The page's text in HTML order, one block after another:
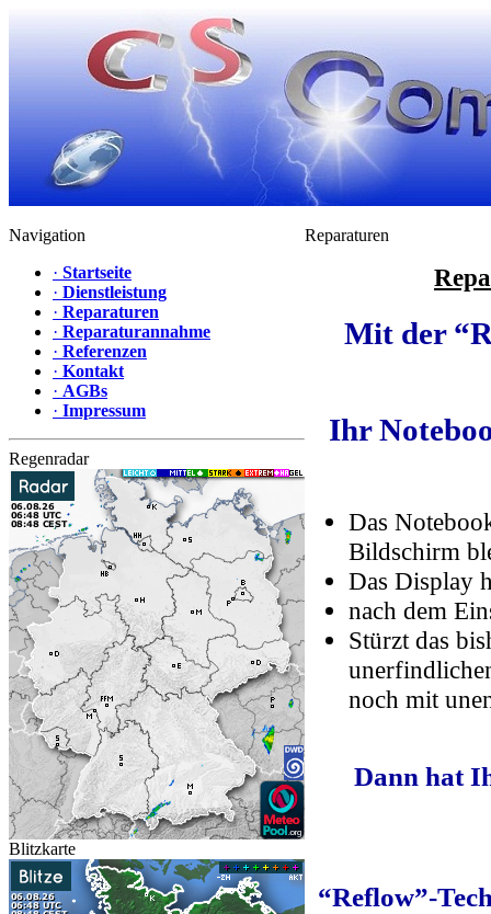
Navigation
· Startseite
· Dienstleistung
· Reparaturen
· Reparaturannahme
· Referenzen
· Kontakt
· AGBs
· Impressum
Regenradar
Blitzkarte
Reparaturen
Mit der
Ihr
Das
Bildschirm
Das Display
nach dem
Stürzt das
noch mit
Dann hat
“Reflow”-